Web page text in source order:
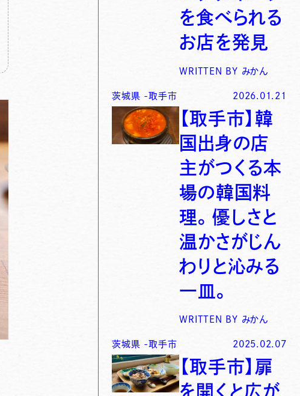
を食べられる
お店を発見
WRITTEN BY みかん
茨城県 -取手市 2026.01.21
【取手市】韓
国出身の店
主がつくる本
場の韓国料
理。優しさと
温かさがじん
わりと沁みる
一皿。
WRITTEN BY みかん
茨城県 -取手市 2025.02.07
【取手市】扉
を開くと広が